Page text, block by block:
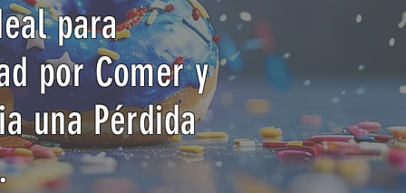
para
por Comer y
una Pérdida